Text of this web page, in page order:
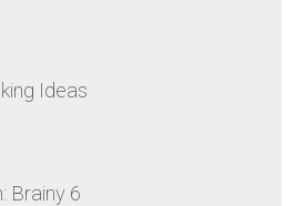
Ideas
Brainy 6